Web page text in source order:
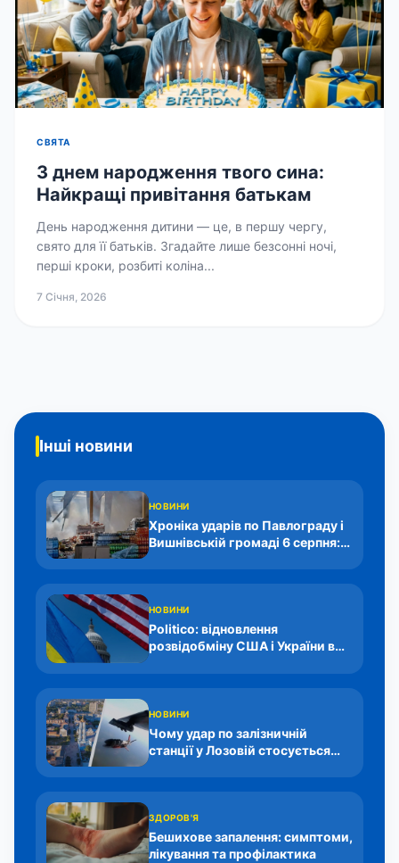
СВЯТА
З днем народження твого сина:
Найкращі привітання батькам
День народження дитини — це, в першу чергу,
свято для її батьків. Згадайте лише безсонні ночі,
перші кроки, розбиті коліна...
7 Січня, 2026
Інші новини
НОВИНИ
Хроніка ударів по Павлограду і
Вишнівській громаді 6 серпня:
НОВИНИ
Politico: відновлення
розвідобміну США і України в
НОВИНИ
Чому удар по залізничній
станції у Лозовій стосується
ЗДОРОВ'Я
Бешихове запалення: симптоми,
лікування та профілактика